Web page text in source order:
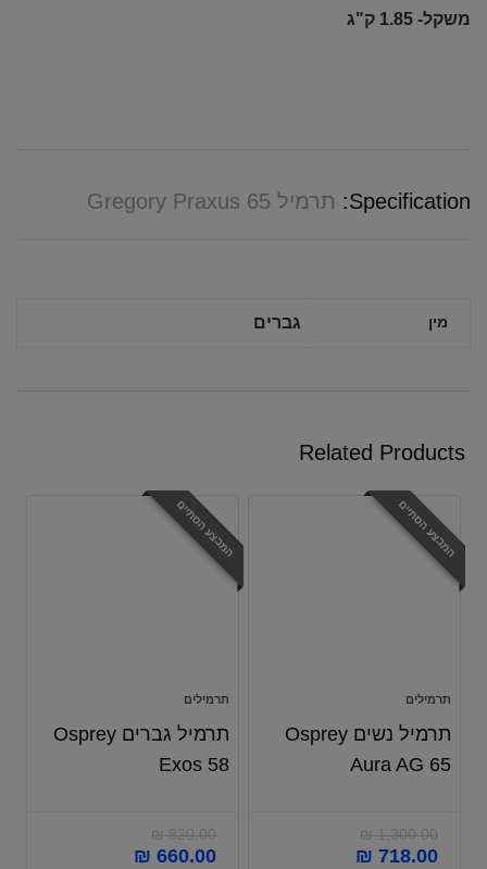
משקל- 1.85 ק"ג
Specification: תרמיל Gregory Praxus 65
מין גברים
Related Products
המבצע הסתיים
תרמילים
תרמיל נשים Osprey
Aura AG 65
₪1,300.00
₪ 718.00
המבצע הסתיים
תרמילים
תרמיל גברים Osprey
Exos 58
₪820.00
₪ 660.00